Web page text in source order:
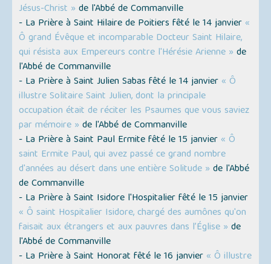
Jésus-Christ » de l'Abbé de Commanville
- La Prière à Saint Hilaire de Poitiers fêté le 14 janvier «
Ô grand Évêque et incomparable Docteur Saint Hilaire,
qui résista aux Empereurs contre l'Hérésie Arienne » de
l'Abbé de Commanville
- La Prière à Saint Julien Sabas fêté le 14 janvier « Ô
illustre Solitaire Saint Julien, dont la principale
occupation était de réciter les Psaumes que vous saviez
par mémoire » de l'Abbé de Commanville
- La Prière à Saint Paul Ermite fêté le 15 janvier « Ô
saint Ermite Paul, qui avez passé ce grand nombre
d'années au désert dans une entière Solitude » de l'Abbé
de Commanville
- La Prière à Saint Isidore l'Hospitalier fêté le 15 janvier
« Ô saint Hospitalier Isidore, chargé des aumônes qu'on
faisait aux étrangers et aux pauvres dans l’Église » de
l'Abbé de Commanville
- La Prière à Saint Honorat fêté le 16 janvier « Ô illustre